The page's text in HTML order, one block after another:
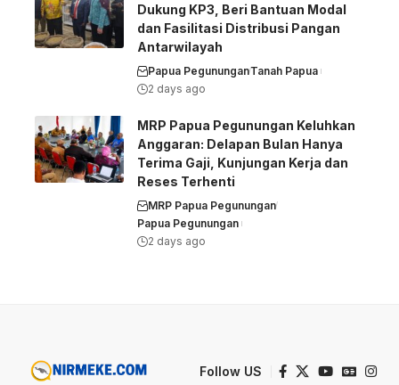
Dukung KP3, Beri Bantuan Modal
dan Fasilitasi Distribusi Pangan
Antarwilayah
Papua PegununganTanah Papua
2 days ago
MRP Papua Pegunungan Keluhkan
Anggaran: Delapan Bulan Hanya
Terima Gaji, Kunjungan Kerja dan
Reses Terhenti
MRP Papua Pegunungan
Papua Pegunungan
2 days ago
Follow US